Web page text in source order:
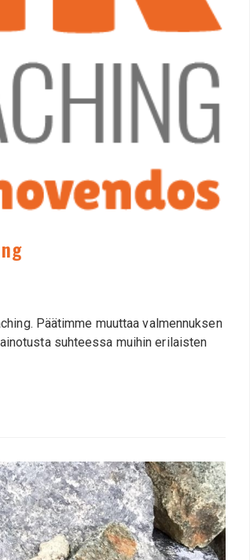
Päätimme muuttaa valmennuksen
suhteessa muihin erilaisten